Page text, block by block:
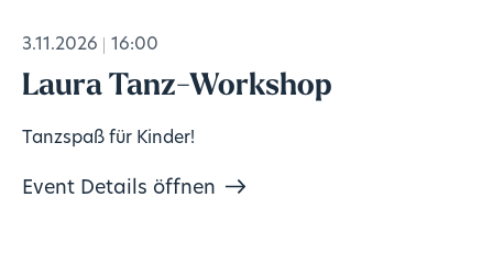
3.11.2026 16:00
Laura Tanz-Workshop
Tanzspaß für Kinder!
Event Details öffnen